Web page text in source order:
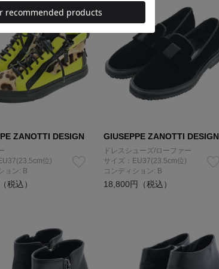
ZANOTTI DESIGN
位)
ョン: B
税込）
GIUSEPPE ZANOTTI DESIGN
ドレスシューズ/ローファー
サイズ：EU37(23.5cm位)
コンディション: B
18,800円（税込）